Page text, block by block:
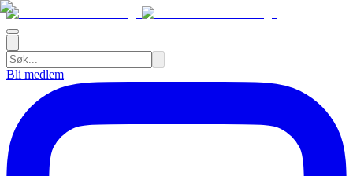
Bli medlem